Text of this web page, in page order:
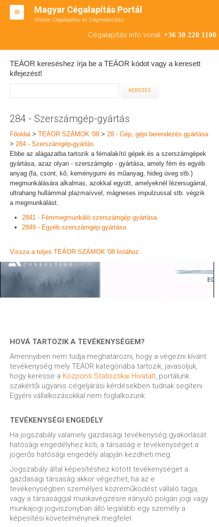
Magyar Cégalapítás Portál
Online Cégalapítás és Cégmódosítás
Cégalapítás info vonal: +36 30 220 1100
BT ALAPÍTÁS
RT ALAPÍTÁS
TEÁOR SZÁMOK '08
ENGEDÉLYKÖTELES
KAPCSOLAT
IRODÁK
TEÁOR kereséshez írja be a TEÁOR kódot vagy a keresett
kifejezést!
284 - Szerszámgép-gyártás
Főoldal > TEÁOR SZÁMOK '08 > 28 - Gép, gépi berendezés gyártása
> 284 - Szerszámgép-gyártás
Ebbe az alágazatba tartozik a fémalakító gépek és a szerszámgépek
gyártása, azaz olyan - szerszámgép - gyártása, amely fém és egyéb
anyag (fa, csont, kő, keménygumi és műanyag, hideg üveg stb.)
megmunkálására alkalmas, azokkal együtt, amelyeknél lézersugárral,
ultrahang hullámmal plazmaívvel, mágneses impulzussal stb. végzik
a megmunkálást.
2841 - Fémmegmunkáló szerszámgép gyártása
2849 - Egyéb szerszámgép gyártása
Vissza a teljes TEÁOR SZÁMOK '08 listához
HOVÁ TARTOZIK A TEVÉKENYSÉGEM?
Amennyiben nem tudja meghatározni, hogy a végezni kívánt
tevékenység mely TEÁOR kategóriába tartozik, javasoljuk,
hogy keresse a Központi Statisztikai Hivatalt , portálunk
szakértői ugyanis cégeljárási kérdésekben tudnak segíteni.
Egyéni vállalkozásokkal nem foglalkozunk.
TEVÉKENYSÉGI ENGEDÉLY
Ha jogszabály valamely gazdasági tevékenység gyakorlását
hatósági engedélyhez köti, a társaság e tevékenységet a
jogerős hatósági engedély alapján kezdheti meg.
Jogszabály által képesítéshez kötött tevékenységet a
gazdasági társaság akkor végezhet, ha az e
tevékenységben személyes közreműködést vállaló tagja,
vagy a társasággal munkavégzésre irányuló polgári jogi vagy
munkajogi jogviszonyban álló legalább egy személy a
képesítési követelménynek megfelel.